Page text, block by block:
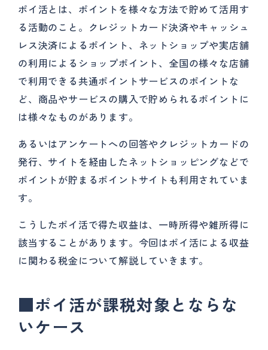
ポイ活とは、ポイントを様々な方法で貯めて活用す
る活動のこと。クレジットカード決済やキャッシュ
レス決済によるポイント、ネットショップや実店舗
の利用によるショップポイント、全国の様々な店舗
で利用できる共通ポイントサービスのポイントな
ど、商品やサービスの購入で貯められるポイントに
は様々なものがあります。
あるいはアンケートへの回答やクレジットカードの
発行、サイトを経由したネットショッピングなどで
ポイントが貯まるポイントサイトも利用されていま
す。
こうしたポイ活で得た収益は、一時所得や雑所得に
該当することがあります。今回はポイ活による収益
に関わる税金について解説していきます。
■ポイ活が課税対象とならな
いケース